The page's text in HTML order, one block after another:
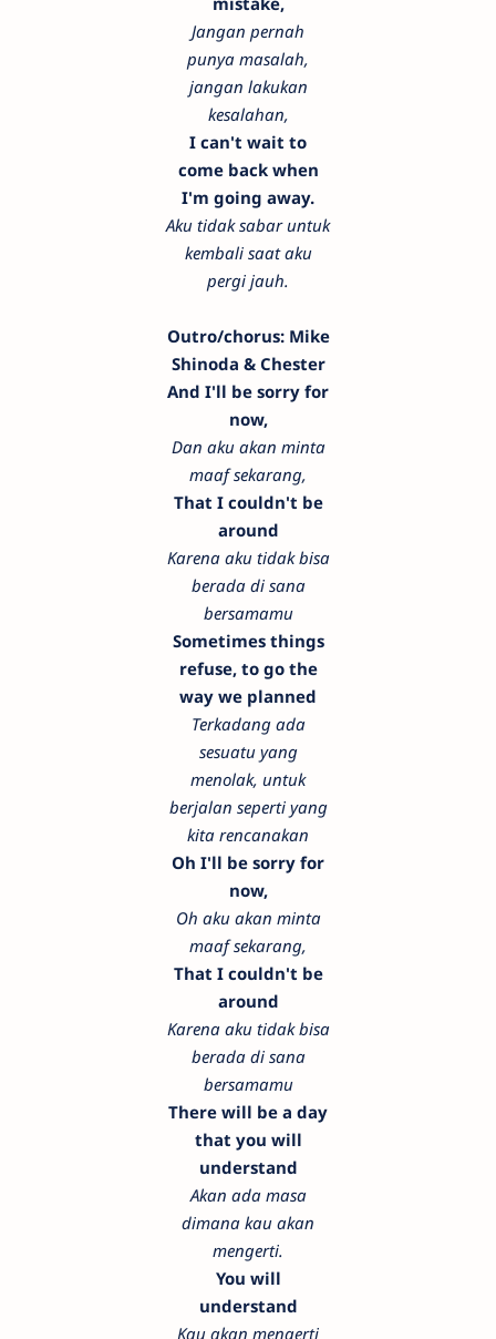
Jangan pernah
punya masalah,
jangan lakukan
kesalahan,
I can't wait to
come back when
I'm going away.
Aku tidak sabar untuk
kembali saat aku
pergi jauh.
Outro/chorus: Mike
Shinoda & Chester
And I'll be sorry for
now,
Dan aku akan minta
maaf sekarang,
That I couldn't be
around
Karena aku tidak bisa
berada di sana
bersamamu
Sometimes things
refuse, to go the
way we planned
Terkadang ada
sesuatu yang
menolak, untuk
berjalan seperti yang
kita rencanakan
Oh I'll be sorry for
now,
Oh aku akan minta
maaf sekarang,
That I couldn't be
around
Karena aku tidak bisa
berada di sana
bersamamu
There will be a day
that you will
understand
Akan ada masa
dimana kau akan
mengerti.
You will
understand
Kau akan mengerti